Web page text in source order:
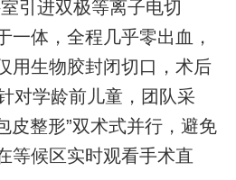
引进双极等离子电切
一体，全程几乎零出血，
用生物胶封闭切口，术后
对学龄前儿童，团队采
皮整形”双术式并行，避免
等候区实时观看手术直